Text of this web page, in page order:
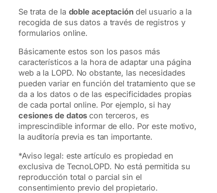
Se trata de la doble aceptación del usuario a la
recogida de sus datos a través de registros y
formularios online.
Básicamente estos son los pasos más
característicos a la hora de adaptar una página
web a la LOPD. No obstante, las necesidades
pueden variar en función del tratamiento que se
da a los datos o de las especificidades propias
de cada portal online. Por ejemplo, si hay
cesiones de datoscon terceros, es
imprescindible informar de ello. Por este motivo,
la auditoría previa es tan importante.
*Aviso legal: este artículo es propiedad en
exclusiva de TecnoLOPD. No está permitida su
reproducción total o parcial sin el
consentimiento previo del propietario.